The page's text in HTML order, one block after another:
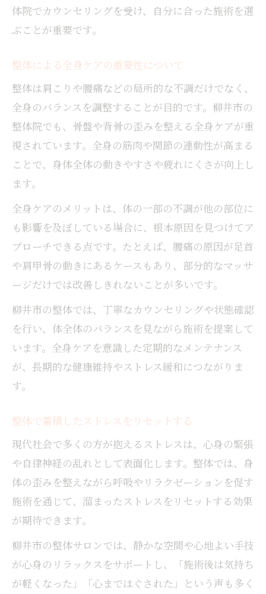
体院でカウンセリングを受け、自分に合った施術を選
ぶことが重要です。
整体による全身ケアの重要性について
整体は肩こりや腰痛などの局所的な不調だけでなく、
全身のバランスを調整することが目的です。柳井市の
整体院でも、骨盤や背骨の歪みを整える全身ケアが重
視されています。全身の筋肉や関節の連動性が高まる
ことで、身体全体の動きやすさや疲れにくさが向上し
ます。
全身ケアのメリットは、体の一部の不調が他の部位に
も影響を及ぼしている場合に、根本原因を見つけてア
プローチできる点です。たとえば、腰痛の原因が足首
や肩甲骨の動きにあるケースもあり、部分的なマッサ
ージだけでは改善しきれないことが多いです。
柳井市の整体では、丁寧なカウンセリングや状態確認
を行い、体全体のバランスを見ながら施術を提案して
います。全身ケアを意識した定期的なメンテナンス
が、長期的な健康維持やストレス緩和につながりま
す。
整体で蓄積したストレスをリセットする
現代社会で多くの方が抱えるストレスは、心身の緊張
や自律神経の乱れとして表面化します。整体では、身
体の歪みを整えながら呼吸やリラクゼーションを促す
施術を通じて、溜まったストレスをリセットする効果
が期待できます。
柳井市の整体サロンでは、静かな空間や心地よい手技
が心身のリラックスをサポートし、「施術後は気持ち
が軽くなった」「心までほぐされた」という声も多く